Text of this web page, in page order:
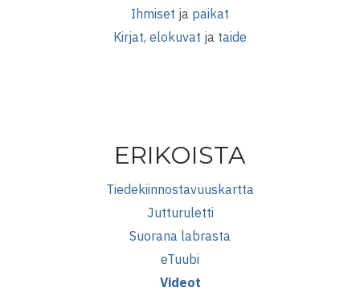
Ihmiset ja paikat
Kirjat, elokuvat ja taide
ERIKOISTA
Tiedekiinnostavuuskartta
Jutturuletti
Suorana labrasta
eTuubi
Videot